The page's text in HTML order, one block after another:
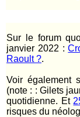
Sur le forum
janvier 2022 :
Raoult ?.
Voir également
(note : : Gilets
quotidienne. Et
risques du